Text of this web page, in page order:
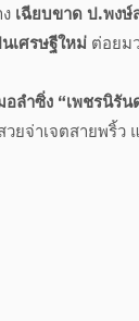
เฉียบขาด ป.พง
เศรษฐีใหม่ต่อยม
ลำซิ่ง “เพชรนิรั
ยจ่าเจตสายพริ้